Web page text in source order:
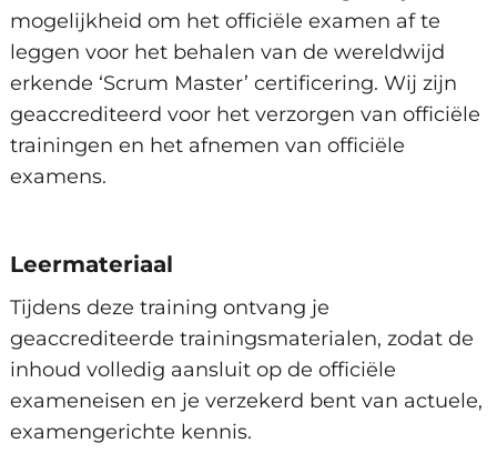
mogelijkheid om het officiële examen af te
leggen voor het behalen van de wereldwijd
erkende ‘Scrum Master’ certificering. Wij zijn
geaccrediteerd voor het verzorgen van officiële
trainingen en het afnemen van officiële
examens.
Leermateriaal
Tijdens deze training ontvang je
geaccrediteerde trainingsmaterialen, zodat de
inhoud volledig aansluit op de officiële
exameneisen en je verzekerd bent van actuele,
examengerichte kennis.